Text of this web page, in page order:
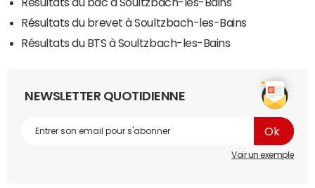
Résultats du brevet à Soultzbach-les-Bains
Résultats du BTS à Soultzbach-les-Bains
NEWSLETTER QUOTIDIENNE
Voir un exemple